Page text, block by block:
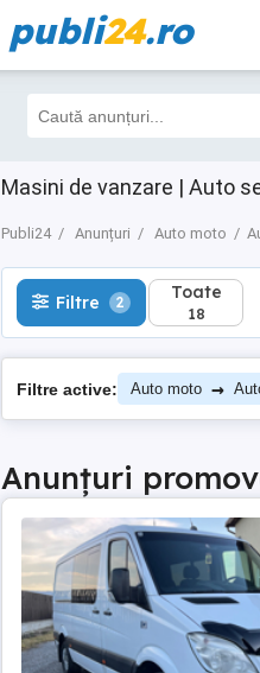
publi24.ro
Masini de vanzare | Auto
Publi24 Anunțuri Auto moto
Filtre 2 Toate
18
Filtre 2 Toate
18
Filtre active: Auto moto →
Anunțuri